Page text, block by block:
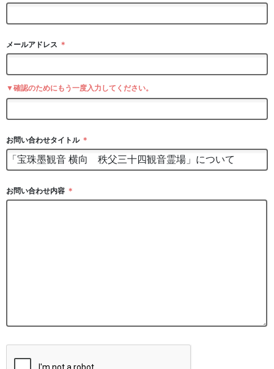
メールアドレス ＊
▼確認のためにもう一度入力してください。
お問い合わせタイトル ＊
お問い合わせ内容 ＊